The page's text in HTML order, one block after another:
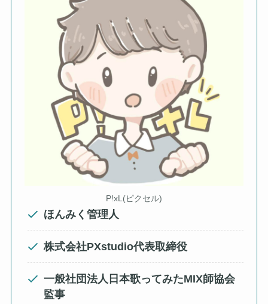
P!xL(ピクセル)
ほんみく管理人
株式会社PXstudio代表取締役
一般社団法人日本歌ってみたMIX師協会
監事